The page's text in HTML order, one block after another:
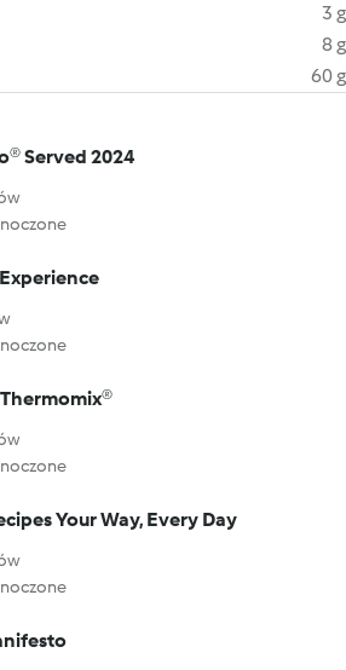
3 g
8 g
60 g
Served 2024
Your Way, Every Day